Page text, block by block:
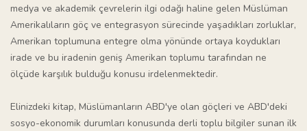
medya ve akademik çevrelerin ilgi odağı haline gelen Müslüman
Amerikalıların göç ve entegrasyon sürecinde yaşadıkları zorluklar,
Amerikan toplumuna entegre olma yönünde ortaya koydukları
irade ve bu iradenin geniş Amerikan toplumu tarafından ne
ölçüde karşılık bulduğu konusu irdelenmektedir.
Elinizdeki kitap, Müslümanların ABD'ye olan göçleri ve ABD'deki
sosyo-ekonomik durumları konusunda derli toplu bilgiler sunan ilk